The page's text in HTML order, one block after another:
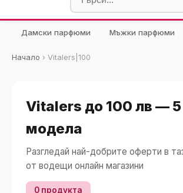
🧮 Калкулатори
🔍 Намери продукт
Дамски парфюми Мъжки парфюми
Начало › Vitalers|100
Vitalers до 100 лв — 5
модела
Разгледай най-добрите оферти в
от водещи онлайн магазини
0 продукта